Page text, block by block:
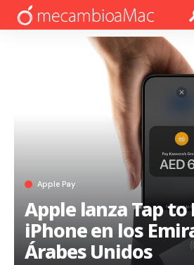
Apple Pay
Apple lanza Tap to
iPhone en los
Árabes Unidos